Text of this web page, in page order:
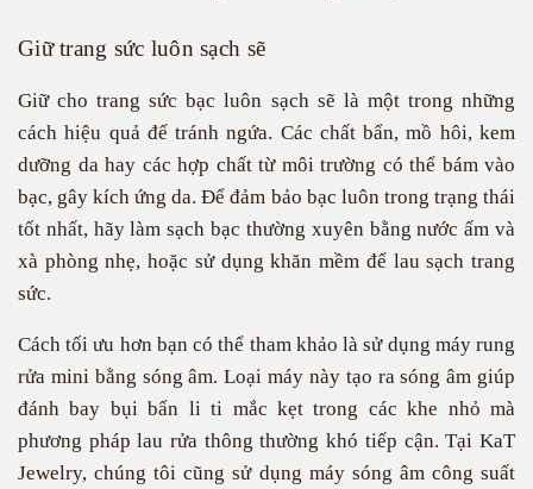
Giữ trang sức luôn sạch sẽ
Giữ cho trang sức bạc luôn sạch sẽ là một trong những
cách hiệu quả để tránh ngứa. Các chất bẩn, mồ hôi, kem
dưỡng da hay các hợp chất từ môi trường có thể bám vào
bạc, gây kích ứng da. Để đảm bảo bạc luôn trong trạng thái
tốt nhất, hãy làm sạch bạc thường xuyên bằng nước ấm và
xà phòng nhẹ, hoặc sử dụng khăn mềm để lau sạch trang
sức.
Cách tối ưu hơn bạn có thể tham khảo là sử dụng máy rung
rửa mini bằng sóng âm. Loại máy này tạo ra sóng âm giúp
đánh bay bụi bẩn li ti mắc kẹt trong các khe nhỏ mà
phương pháp lau rửa thông thường khó tiếp cận. Tại KaT
Jewelry, chúng tôi cũng sử dụng máy sóng âm công suất